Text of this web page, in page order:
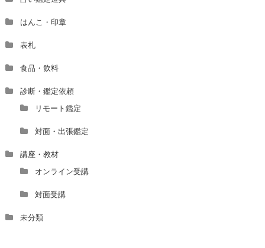
はんこ・印章
表札
食品・飲料
診断・鑑定依頼
リモート鑑定
対面・出張鑑定
講座・教材
オンライン受講
対面受講
未分類